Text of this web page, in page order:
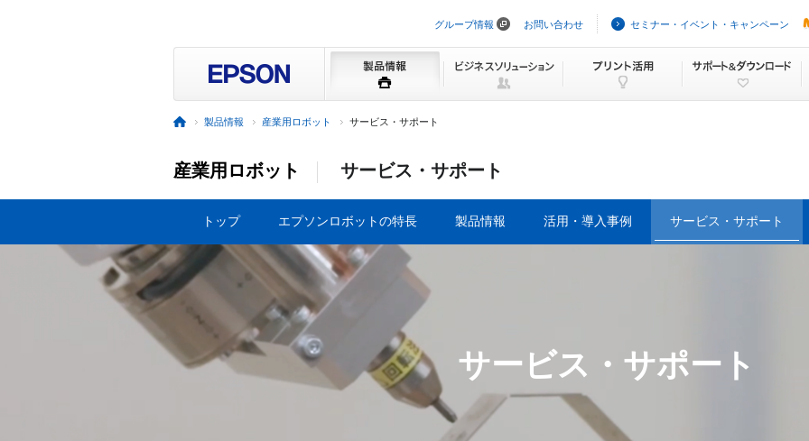
ビ
ョ
ッ
グループ情報 お問い合わせ セミナー・イベント・キャンペーン
製品情報 産業用ロボット サービス・サポート
産業用ロボット サービス・サポート
トップ エプソンロボットの特長 製品情報 活用・導入事例 サービス・サポート
サービス・サポート